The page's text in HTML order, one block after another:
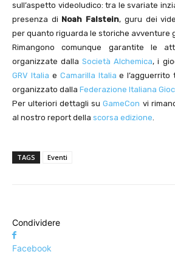
sull’aspetto videoludico: tra le svariate
presenza di Noah Falstein, guru dei
per quanto riguarda le storiche avventure
Rimangono comunque garantite le
organizzate dallaSocietà Alchemica, i
GRV Italia e Camarilla Italia e
organizzato dalla Federazione Italiana
Per ulteriori dettagli suGameCon vi
al nostro report della scorsa edizione.
TAGS Eventi
Condividere
Facebook